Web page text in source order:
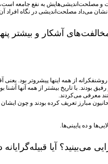
به نفع جامعه است،
می‌داد مصلحت‌اندیشی در نگاه
و مخالفت‌های آشکار و
از همه اینها پیشروتر بود.
با تاریخ بیشتر از همه آنها
معرفی می‌کردند.
مبارز تعریف کرده بودند و
و ده پایینی‌ها.
آیا قبیله‌گرایانه